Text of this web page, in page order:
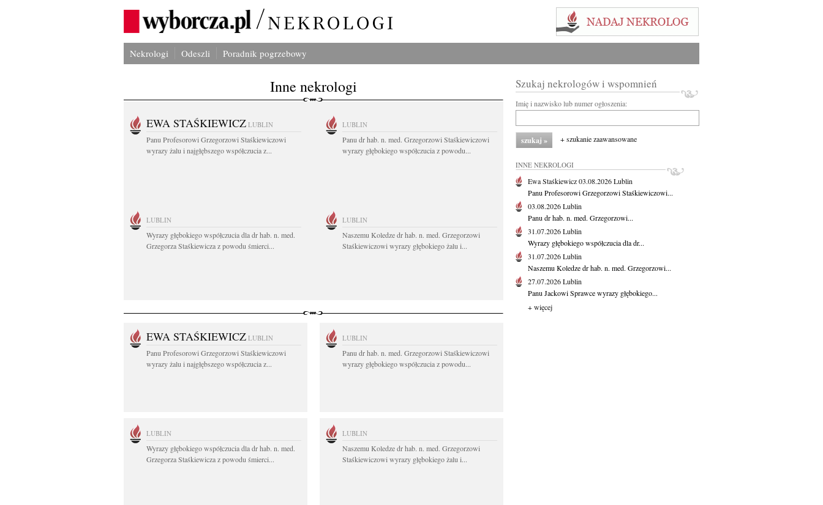
Nekrologi Odeszli Poradnik pogrzebowy
Inne nekrologi
EWA STAŚKIEWICZ LUBLIN
Panu Profesorowi Grzegorzowi Staśkiewiczowi
wyrazy żalu i najgłębszego współczucia z...
LUBLIN
Panu dr hab. n. med. Grzegorzowi Staśkiewiczowi
wyrazy głębokiego współczucia z powodu...
LUBLIN
Wyrazy głębokiego współczucia dla dr hab. n. med.
Grzegorza Staśkiewicza z powodu śmierci...
LUBLIN
Naszemu Koledze dr hab. n. med. Grzegorzowi
Staśkiewiczowi wyrazy głębokiego żalu i...
EWA STAŚKIEWICZ LUBLIN
Panu Profesorowi Grzegorzowi Staśkiewiczowi
wyrazy żalu i najgłębszego współczucia z...
LUBLIN
Panu dr hab. n. med. Grzegorzowi Staśkiewiczowi
wyrazy głębokiego współczucia z powodu...
LUBLIN
Wyrazy głębokiego współczucia dla dr hab. n. med.
Grzegorza Staśkiewicza z powodu śmierci...
LUBLIN
Naszemu Koledze dr hab. n. med. Grzegorzowi
Staśkiewiczowi wyrazy głębokiego żalu i...
Szukaj nekrologów i wspomnień
Imię i nazwisko lub numer ogłoszenia:
+ szukanie zaawansowane
INNE NEKROLOGI
Ewa Staśkiewicz03.08.2026Lublin
Panu Profesorowi Grzegorzowi Staśkiewiczowi...
03.08.2026Lublin
Panu dr hab. n. med. Grzegorzowi...
31.07.2026Lublin
Wyrazy głębokiego współczucia dla dr...
31.07.2026Lublin
Naszemu Koledze dr hab. n. med. Grzegorzowi...
27.07.2026Lublin
Panu Jackowi Sprawce wyrazy głębokiego...
+ więcej